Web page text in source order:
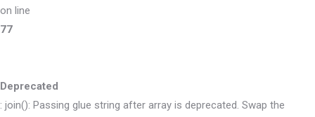
on line
77
Deprecated
: join(): Passing glue string after array is deprecated. Swap the